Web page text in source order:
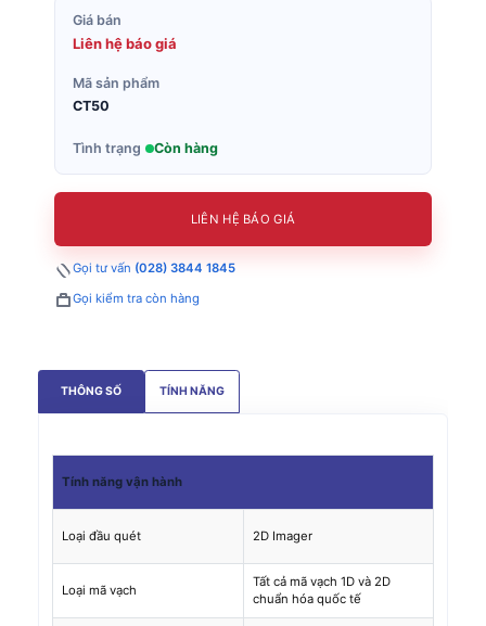
Giá bán
Liên hệ báo giá
Mã sản phẩm
CT50
Tình trạng Còn hàng
LIÊN HỆ BÁO GIÁ
Gọi tư vấn (028) 3844 1845
Gọi kiểm tra còn hàng
THÔNG SỐ TÍNH NĂNG
Tính năng vận hành
Loại đầu quét 2D Imager
Loại mã vạch
Tất cả mã vạch 1D và 2D
chuẩn hóa quốc tế